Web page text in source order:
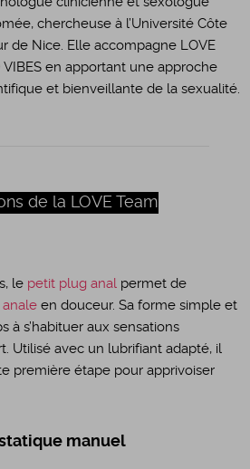
chercheuse à l’Université Côte
de Nice. Elle accompagne LOVE
VIBES en apportant une approche
et bienveillante de la sexualité.
de la LOVE Team
le petit plug anal
permet de
en douceur. Sa forme simple et
à s’habituer aux sensations
Utilisé avec un lubrifiant adapté, il
première étape pour apprivoiser
manuel